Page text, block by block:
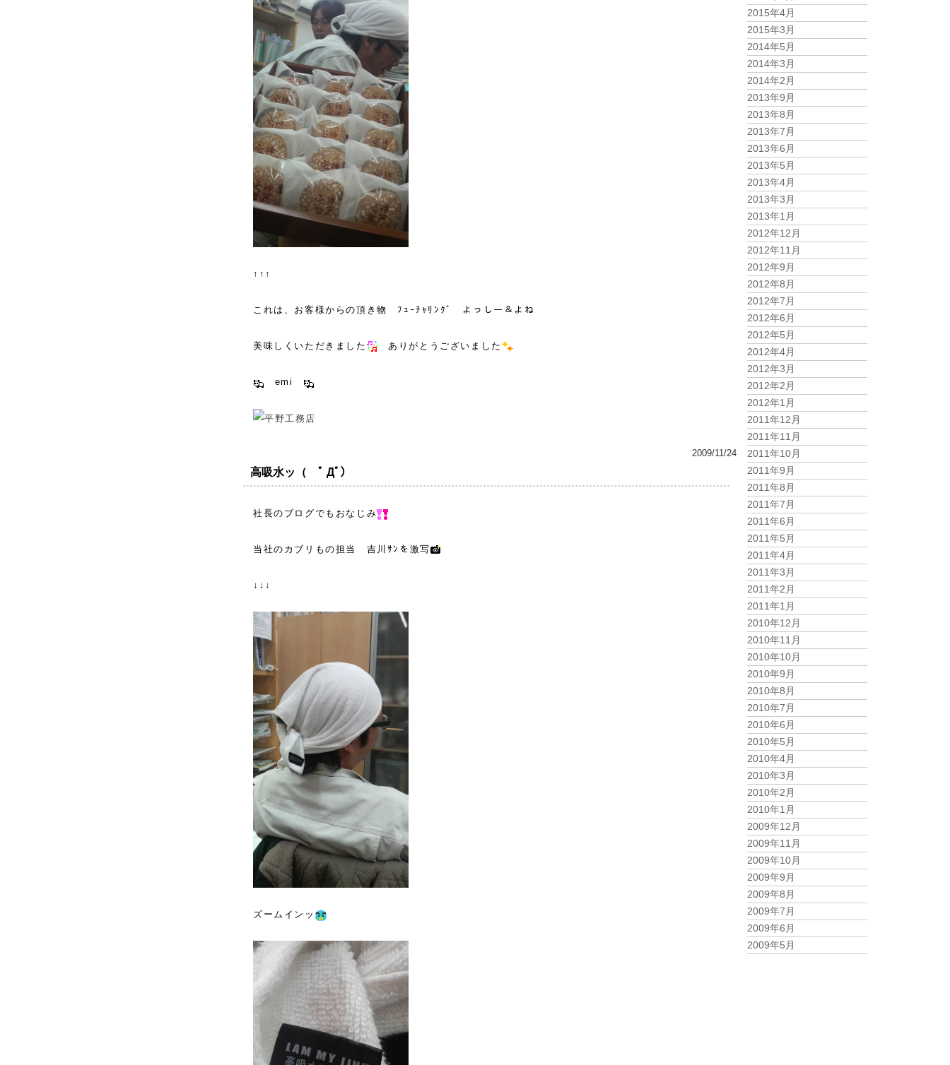
↑↑↑
これは、お客様からの頂き物 ﾌｭｰﾁｬﾘﾝｸﾞ よっしー＆よね
美味しくいただきました ありがとうございました
emi
2009/11/24
高吸水ッ（ ﾟ Дﾟ）
社長のブログでもおなじみ
当社のカブリもの担当 吉川ｻﾝを激写
↓↓↓
ズームインッ
2015年4月
2015年3月
2014年5月
2014年3月
2014年2月
2013年9月
2013年8月
2013年7月
2013年6月
2013年5月
2013年4月
2013年3月
2013年1月
2012年12月
2012年11月
2012年9月
2012年8月
2012年7月
2012年6月
2012年5月
2012年4月
2012年3月
2012年2月
2012年1月
2011年12月
2011年11月
2011年10月
2011年9月
2011年8月
2011年7月
2011年6月
2011年5月
2011年4月
2011年3月
2011年2月
2011年1月
2010年12月
2010年11月
2010年10月
2010年9月
2010年8月
2010年7月
2010年6月
2010年5月
2010年4月
2010年3月
2010年2月
2010年1月
2009年12月
2009年11月
2009年10月
2009年9月
2009年8月
2009年7月
2009年6月
2009年5月